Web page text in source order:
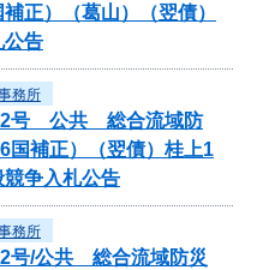
正）（葛山）（翌債）
公告
務所
号 公共 総合流域防
国補正）（翌債）桂上1
争入札公告
務所
号/公共 総合流域防災